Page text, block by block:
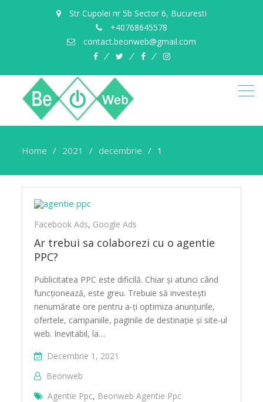
Str Cupolei nr 5b Sector 6, Bucuresti
+40768645578
contact.beonweb@gmail.com
Home 2021 decembrie 1
Facebook Ads, Google Ads
Ar trebui sa colaborezi cu o agentie
PPC?
Publicitatea PPC este dificilă. Chiar și atunci când
funcționează, este greu. Trebuie să investești
nenumărate ore pentru a-ți optimiza anunțurile,
ofertele, campaniile, paginile de destinație și site-ul
web. Inevitabil, la…
Decembrie 1, 2021
Beonweb
Agentie Ppc, Beonweb Agentie Ppc